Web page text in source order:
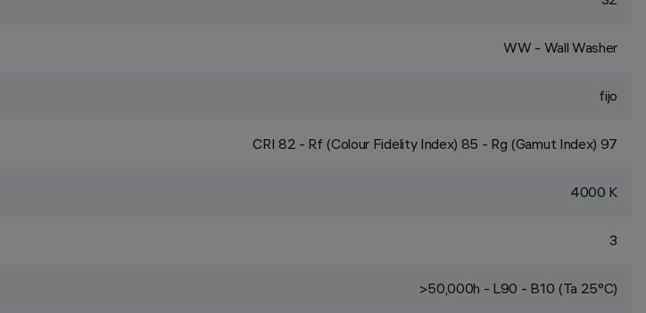
WW - Wall Washer
fijo
CRI 82 - Rf (Colour Fidelity Index) 85 - Rg (Gamut Index) 97
4000 K
3
>50,000h - L90 - B10 (Ta 25°C)